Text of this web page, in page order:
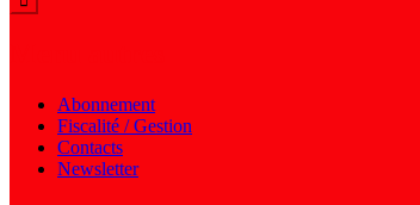
Abonnement
Fiscalité / Gestion
Contacts
Newsletter